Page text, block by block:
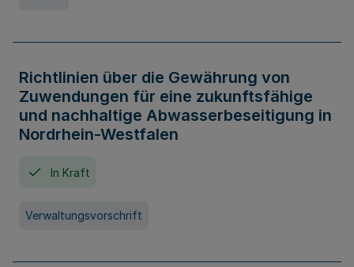
Richtlinien über die Gewährung von
Zuwendungen für eine zukunftsfähige
und nachhaltige Abwasserbeseitigung in
Nordrhein-Westfalen
In Kraft
Verwaltungsvorschrift